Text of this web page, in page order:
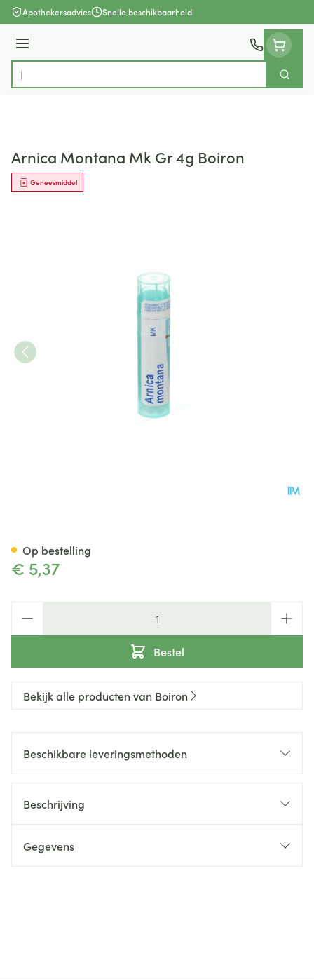
Ga naar de inhoud
Apothekersadvies Snelle beschikbaarheid
Menu
Product, merk, categorie...
Zoek
Arnica Montana Mk Gr 4g Boiron
Geneesmiddel
€ 5,37
Bestel
Op bestelling
Bekijk alle producten van Boiron
Beschikbare leveringsmethoden
Beschrijving
Gegevens